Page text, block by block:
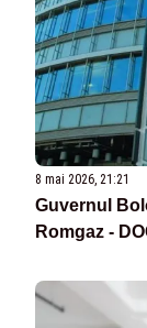
8 mai 2026, 21:21
Guvernul
Romgaz -